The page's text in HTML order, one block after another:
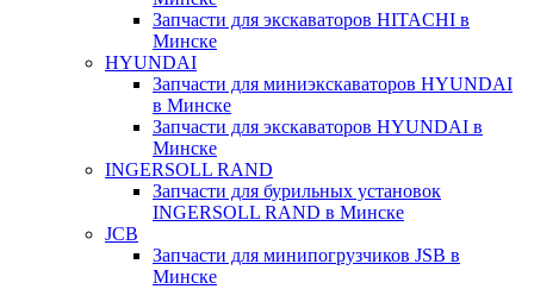
Запчасти для экскаваторов HITACHI в
Минске
HYUNDAI
Запчасти для миниэкскаваторов HYUNDAI
в Минске
Запчасти для экскаваторов HYUNDAI в
Минске
INGERSOLL RAND
Запчасти для бурильных установок
INGERSOLL RAND в Минске
JCB
Запчасти для минипогрузчиков JSB в
Минске